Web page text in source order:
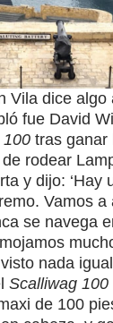
Vila dice algo
fue David
100 tras ganar
de rodear
y dijo: ‘Hay
Vamos a
se navega
nada
Scalliwag 100
de 100